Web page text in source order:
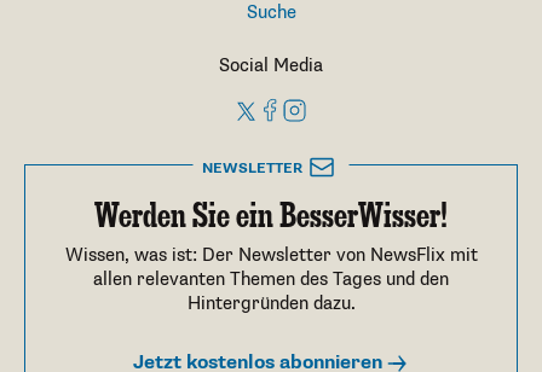
Suche
Social Media
NEWSLETTER
Werden Sie ein BesserWisser!
Wissen, was ist: Der Newsletter von NewsFlix mit
allen relevanten Themen des Tages und den
Hintergründen dazu.
Jetzt kostenlos abonnieren